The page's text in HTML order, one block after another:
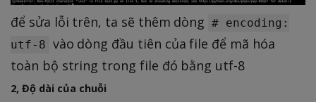
để sửa lỗi trên, ta sẽ thêm dòng # encoding:
utf-8 vào dòng đầu tiên của file để mã hóa
toàn bộ string trong file đó bằng utf-8
2, Độ dài của chuỗi